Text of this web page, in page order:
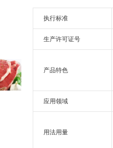
执行标准
生产许可证号
产品特色
应用领域
用法用量